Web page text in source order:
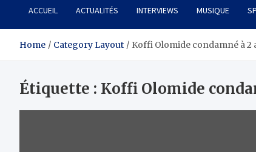
ACCUEIL ACTUALITÉS INTERVIEWS MUSIQUE
Home Category Layout Koffi Olomide condamné à 2
Étiquette : Koffi Olomide